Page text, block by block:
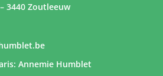
3440 Zoutleeuw
Annemie Humblet